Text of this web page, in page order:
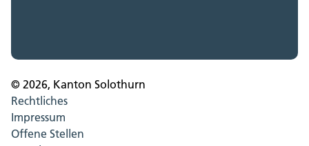
© 2026, Kanton Solothurn
Rechtliches
Impressum
Offene Stellen